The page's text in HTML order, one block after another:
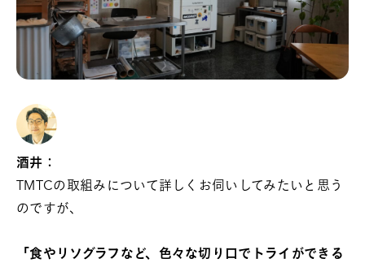
酒井：
TMTCの取組みについて詳しくお伺いしてみたいと思う
のですが、
「食やリソグラフなど、色々な切り口でトライができる